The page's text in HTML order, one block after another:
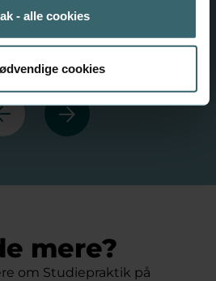
- alle cookies
cookies
Forrige Næste
mere?
om Studiepraktik på